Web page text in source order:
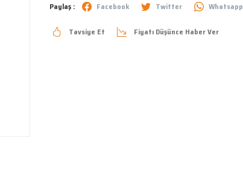
Paylaş : Facebook Twitter Whatsapp
Tavsiye Et Fiyatı Düşünce Haber Ver